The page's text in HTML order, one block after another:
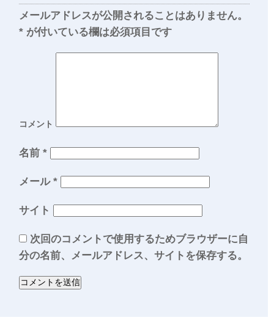
メールアドレスが公開されることはありません。
* が付いている欄は必須項目です
コメント
名前 *
メール *
サイト
次回のコメントで使用するためブラウザーに自
分の名前、メールアドレス、サイトを保存する。